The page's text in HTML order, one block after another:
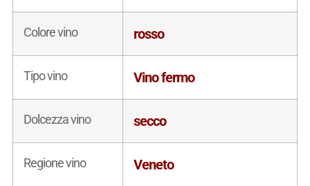
Colore vino rosso
Tipo vino Vino fermo
Dolcezza vino secco
Regione vino Veneto